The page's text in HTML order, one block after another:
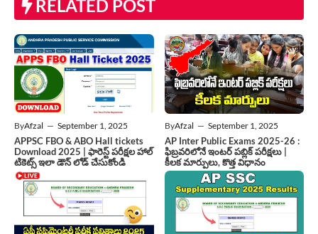
RELATED POST
ByAfzal — September 1, 2025
APPSC FBO & ABO Hall tickets
Download 2025 | ఫారెస్ట్ పరీక్షల హాల్
టికెట్స్ ఇలా డౌన్ లోడ్ చేసుకోండి
ByAfzal — September 1, 2025
AP Inter Public Exams 2025-26 :
ఫిబ్రవరిలోనే ఇంటర్ పబ్లిక్ పరీక్షలు |
కీలక మార్పులు, కొత్త విధానం